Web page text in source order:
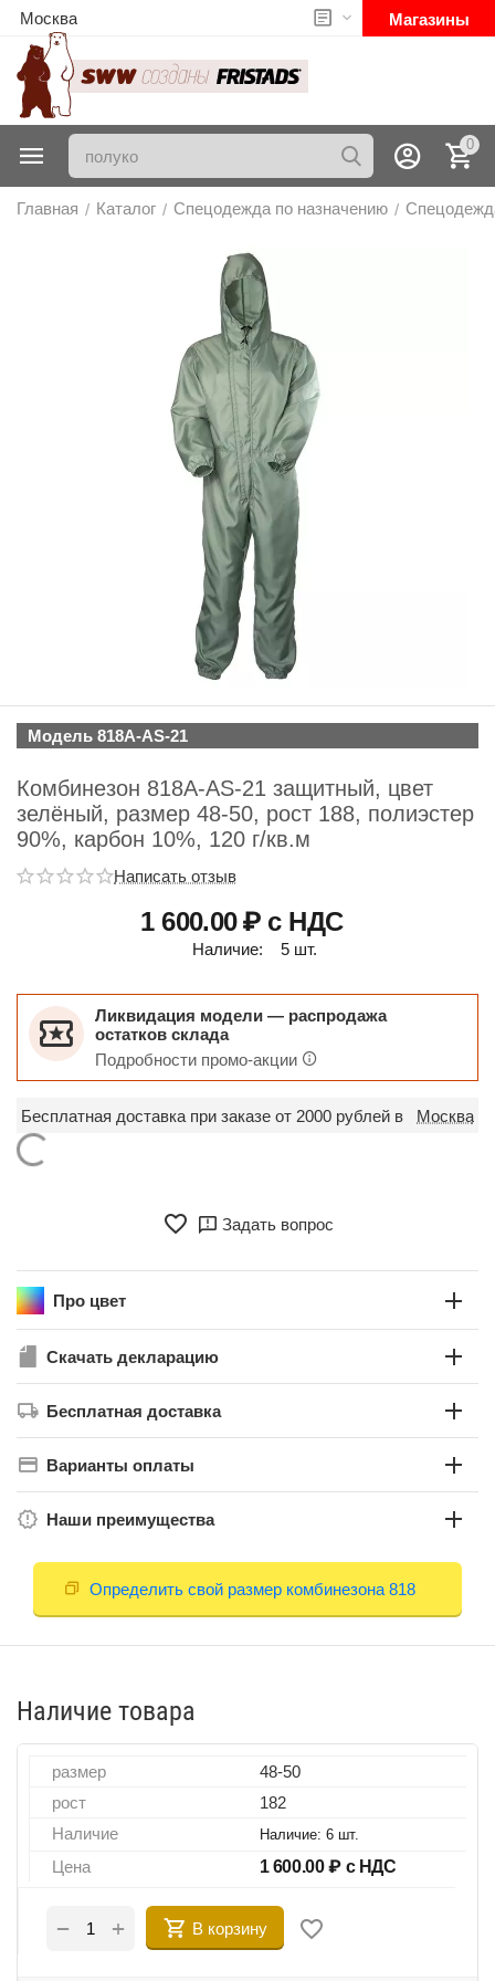
Москва Магазины
0
Главная / Каталог / Спецодежда по назначению /
Модель 818A-AS-21
Комбинезон 818A-AS-21 защитный, цвет
зелёный, размер 48-50, рост 188, полиэстер
90%, карбон 10%, 120 г/кв.м
Написать отзыв
1 600.00₽ с НДС
Наличие: 5 шт.
Ликвидация модели — распродажа
остатков склада
Подробности промо-акции
Бесплатная доставка при заказе от 2000 рублей в Москва
Задать вопрос
Про цвет
Скачать декларацию
Бесплатная доставка
Варианты оплаты
Наши преимущества
Определить свой размер комбинезона 818
Наличие товара
размер
48-50
рост
182
Наличие
Наличие: 6 шт.
Цена 1 600.00 ₽ с НДС
+
− В корзину